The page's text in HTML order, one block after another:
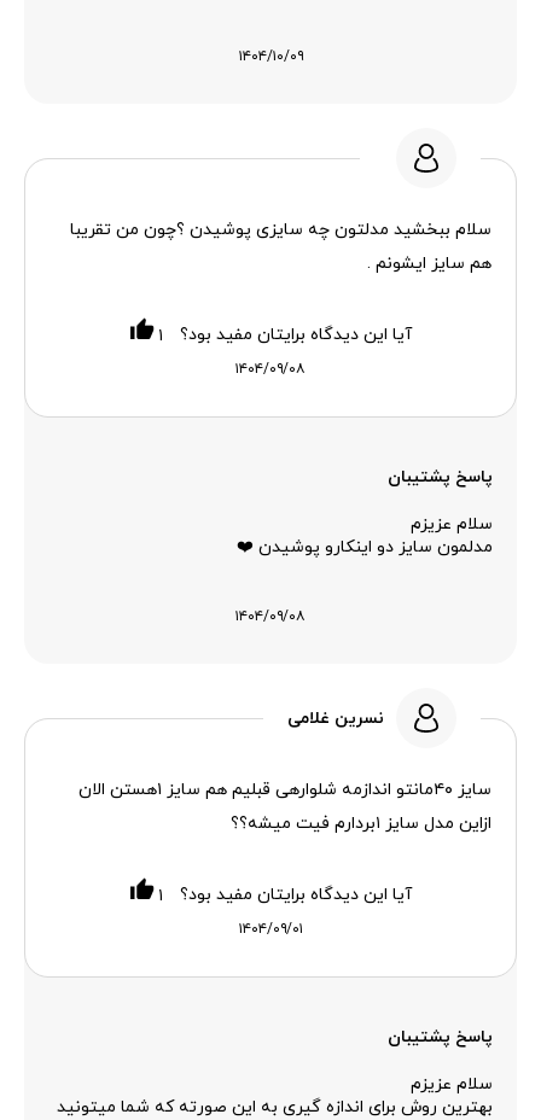
۱۴۰۴/۱۰/۰۹
سلام ببخشید مدلتون چه سایزی پوشیدن ؟چون من تقریبا
هم سایز ایشونم .
۱۴۰۴/۰۹/۰۸
آیا این دیدگاه برایتان مفید بود؟ ۱
پاسخ پشتیبان
سلام عزیزم
مدلمون سایز دو اینکارو پوشیدن ❤️
۱۴۰۴/۰۹/۰۸
نسرین غلامی
سایز ۴۰مانتو اندازمه شلوارهی قبلیم هم سایز ۱هستن الان
ازاین مدل سایز ۱بردارم فیت میشه؟؟
۱۴۰۴/۰۹/۰۱
آیا این دیدگاه برایتان مفید بود؟ ۱
پاسخ پشتیبان
سلام عزیزم
بهترین روش برای اندازه گیری به این صورته که شما میتونید